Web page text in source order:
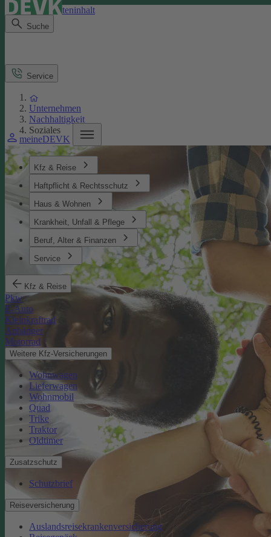
Direkt zum Seiteninhalt
Suche
meineDEVK
Kfz & Reise
Haftpflicht & Rechtsschutz
Haus & Wohnen
Krankheit, Unfall & Pflege
Beruf, Alter & Finanzen
Service
Kfz & Reise
Pkw
E-Auto
Kleinkraftrad
Anhänger
Motorrad
Weitere Kfz-Versicherungen
Wohnwagen
Lieferwagen
Wohnmobil
Quad
Trike
Traktor
Oldtimer
Zusatzschutz
Schutzbrief
Reiseversicherung
Auslandsreisekrankenversicherung
Service
Unternehmen
Nachhaltigkeit
Soziales